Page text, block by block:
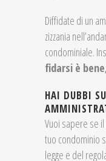
Diffidate di un
zizzania
condominiale.
fidarsi è
HAI DUBBI
Vuoi sapere se
tuo condominio
legge e del